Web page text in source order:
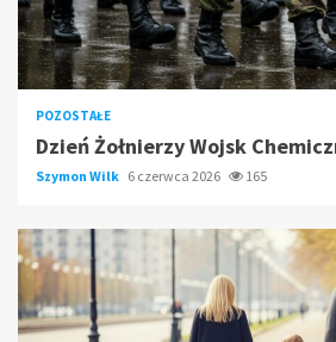
POZOSTAŁE
Dzień Żołnierzy Wojsk
Szymon Wilk 6 czerwca 2026 165